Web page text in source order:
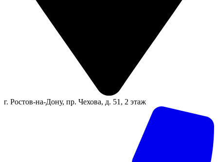
г. Ростов-на-Дону, пр. Чехова, д. 51, 2 этаж